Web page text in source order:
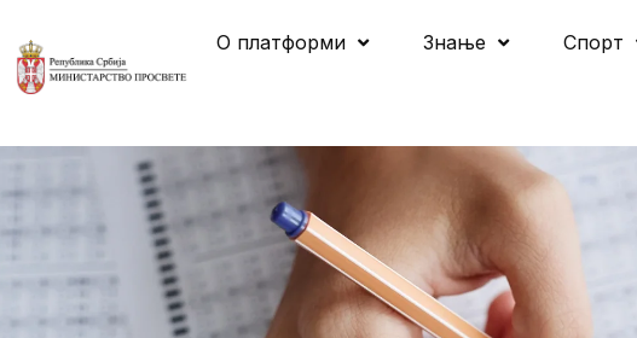
О платформи Знање Спорт